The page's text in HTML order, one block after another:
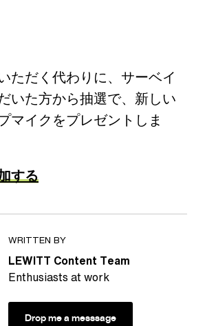
ただく代わりに、サーベイ
いた方から抽選で、新しい
マイクをプレゼントしま
する
WRITTEN BY
LEWITT Content Team
Enthusiasts at work
Drop me a messsage